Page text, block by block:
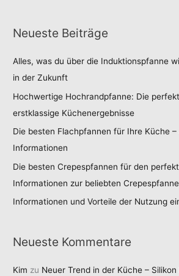
Neueste Beiträge
Alles, was du über die Induktionspfanne
in der Zukunft
Hochwertige Hochrandpfanne: Die
erstklassige Küchenergebnisse
Die besten Flachpfannen für Ihre Küche
Informationen
Die besten Crepespfannen für den
Informationen zur beliebten Crepespfanne
Informationen und Vorteile der Nutzung
Neueste Kommentare
Kim zu Neuer Trend in der Küche –